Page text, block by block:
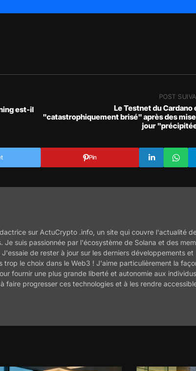
est-il
POST
Le Testnet du Cardano
"catastrophiquement brisé" après des
jour
Pin
sur ActuCrypto .info, un site qui couvre l'actualité
suis passionnée par l'écosystème de Solana et des
de rester à jour sur les derniers développements et
trop le choix dans le Web3 ! J'aime particulièrement la
fournir une plus grande liberté et autonomie aux
faire progresser ces technologies et à les rendre